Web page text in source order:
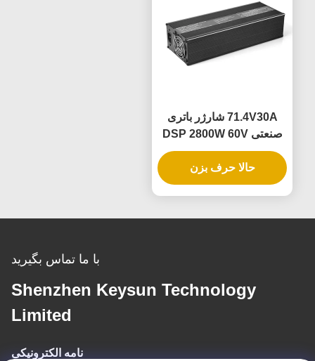
71.4V30A شارژر باتری
صنعتی DSP 2800W 60V
72V 88V 30A برای سیستم
های باتری AGV فورک لیفت
خودروهای الکتریکی
حالا حرف بزن
با ما تماس بگیرید
Shenzhen Keysun Technology
Limited
نامه الکترونیکی